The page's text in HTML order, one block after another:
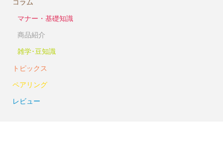
コラム
マナー・基礎知識
商品紹介
雑学･豆知識
トピックス
ペアリング
レビュー